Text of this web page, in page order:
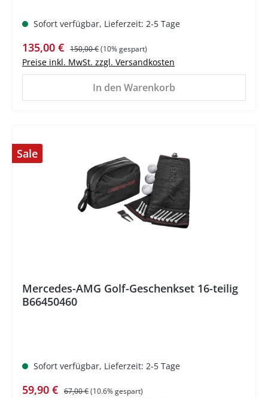
Sofort verfügbar, Lieferzeit: 2-5 Tage
Verkaufspreis:
135,00 € Regulärer Preis:
150,00 €(10% gespart)
Preise inkl. MwSt. zzgl. Versandkosten
In den Warenkorb
Sale
Mercedes-AMG Golf-Geschenkset 16-teilig
B66450460
Sofort verfügbar, Lieferzeit: 2-5 Tage
Verkaufspreis:
59,90 € Regulärer Preis:
67,00 €(10.6% gespart)